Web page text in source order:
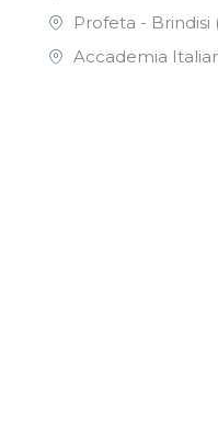
Profeta - Brindisi
Accademia